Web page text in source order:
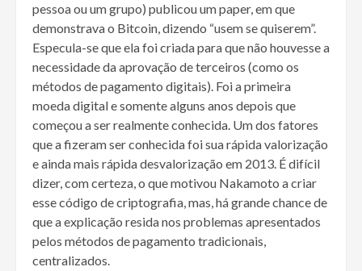
pessoa ou um grupo) publicou um paper, em que
demonstrava o Bitcoin, dizendo “usem se quiserem”.
Especula-se que ela foi criada para que não houvesse a
necessidade da aprovação de terceiros (como os
métodos de pagamento digitais). Foi a primeira
moeda digital e somente alguns anos depois que
começou a ser realmente conhecida. Um dos fatores
que a fizeram ser conhecida foi sua rápida valorização
e ainda mais rápida desvalorização em 2013. É difícil
dizer, com certeza, o que motivou Nakamoto a criar
esse código de criptografia, mas, há grande chance de
que a explicação resida nos problemas apresentados
pelos métodos de pagamento tradicionais,
centralizados.